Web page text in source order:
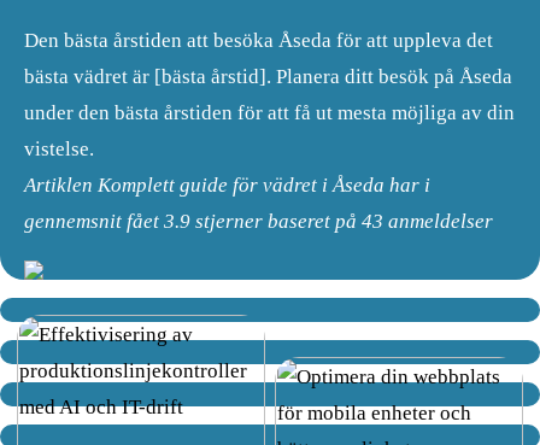
Den bästa årstiden att besöka Åseda för att uppleva det
bästa vädret är [bästa årstid]. Planera ditt besök på Åseda
under den bästa årstiden för att få ut mesta möjliga av din
vistelse.
Artiklen Komplett guide för vädret i Åseda har i
gennemsnit fået 3.9 stjerner baseret på 43 anmeldelser